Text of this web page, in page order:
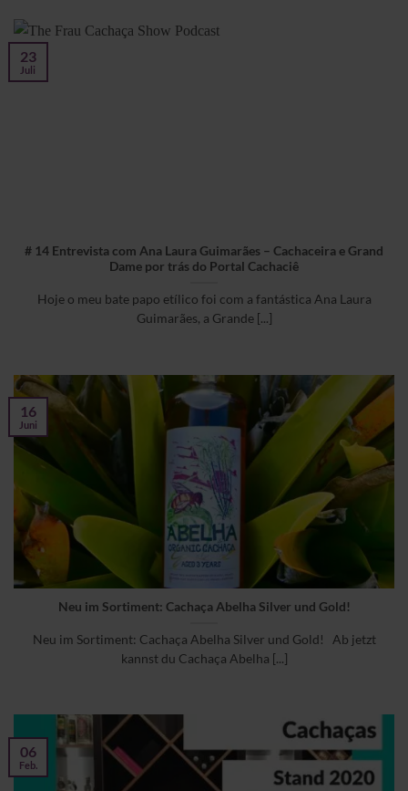
# 14 Entrevista com Ana Laura Guimarães – Cachaceira e Grand
Dame por trás do Portal Cachaciê
Hoje o meu bate papo etílico foi com a fantástica Ana Laura
Guimarães, a Grande [...]
23
Juli
Neu im Sortiment: Cachaça Abelha Silver und Gold!
Neu im Sortiment: Cachaça Abelha Silver und Gold! Ab jetzt
kannst du Cachaça Abelha [...]
16
Juni
06
Feb.